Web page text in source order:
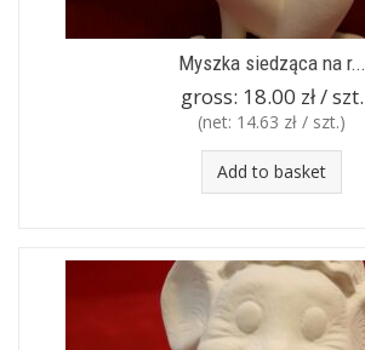
Myszka siedząca na r...
gross: 18.00 zł / szt.
(net: 14.63 zł / szt.)
Add to basket